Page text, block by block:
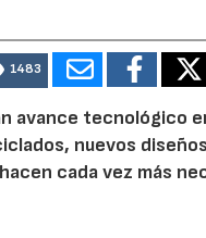
1483
avance tecnológico
nuevos
cada vez más